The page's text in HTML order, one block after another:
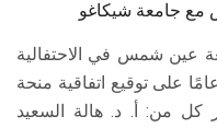
مع جامعة شيكاغو
عين شمس في الاحتفالية
على توقيع اتفاقية منحة
من: أ. د. هالة السعيد